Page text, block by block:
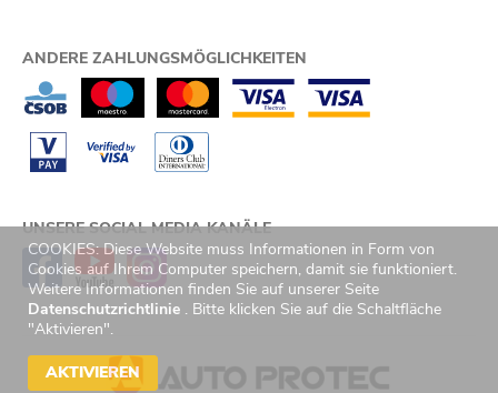
COOKIES: Diese Website muss Informationen in Form von
Cookies auf Ihrem Computer speichern, damit sie funktioniert.
Weitere Informationen finden Sie auf unserer Seite
Datenschutzrichtlinie . Bitte klicken Sie auf die Schaltfläche
"Aktivieren".
AKTIVIEREN
ANDERE ZAHLUNGSMÖGLICHKEITEN
UNSERE SOCIAL MEDIA KANÄLE